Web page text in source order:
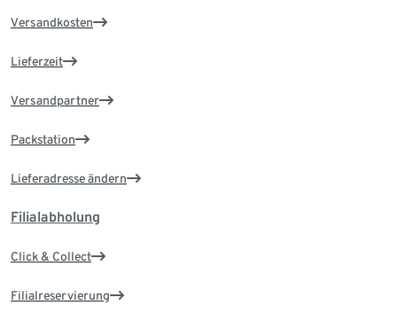
Versandkosten
Lieferzeit
Versandpartner
Packstation
Lieferadresse ändern
Filialabholung
Click & Collect
Filialreservierung